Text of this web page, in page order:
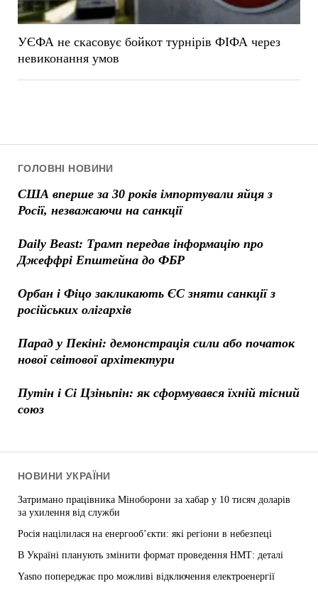
ГОЛОВНІ НОВИНИ
США вперше за 30 років імпортували яйця з
Росії, незважаючи на санкції
Daily Beast: Трамп передав інформацію про
Джеффрі Епштейна до ФБР
Орбан і Фіцо закликають ЄС зняти санкції з
російських олігархів
Парад у Пекіні: демонстрація сили або початок
нової світової архітектури
Путін і Сі Цзіньпін: як сформувався їхній тісний
союз
УЄФА не скасовує бойкот турнірів ФІФА через
невиконання умов
НОВИНИ УКРАЇНИ
Затримано працівника Міноборони за хабар у 10 тисяч доларів
за ухилення від служби
Росія націлилася на енергооб’єкти: які регіони в небезпеці
В Україні планують змінити формат проведення НМТ: деталі
Yasno попереджає про можливі відключення електроенергії